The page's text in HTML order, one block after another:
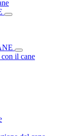
con il cane